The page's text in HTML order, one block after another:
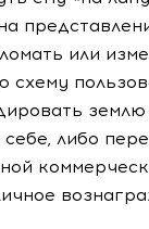
или
либо